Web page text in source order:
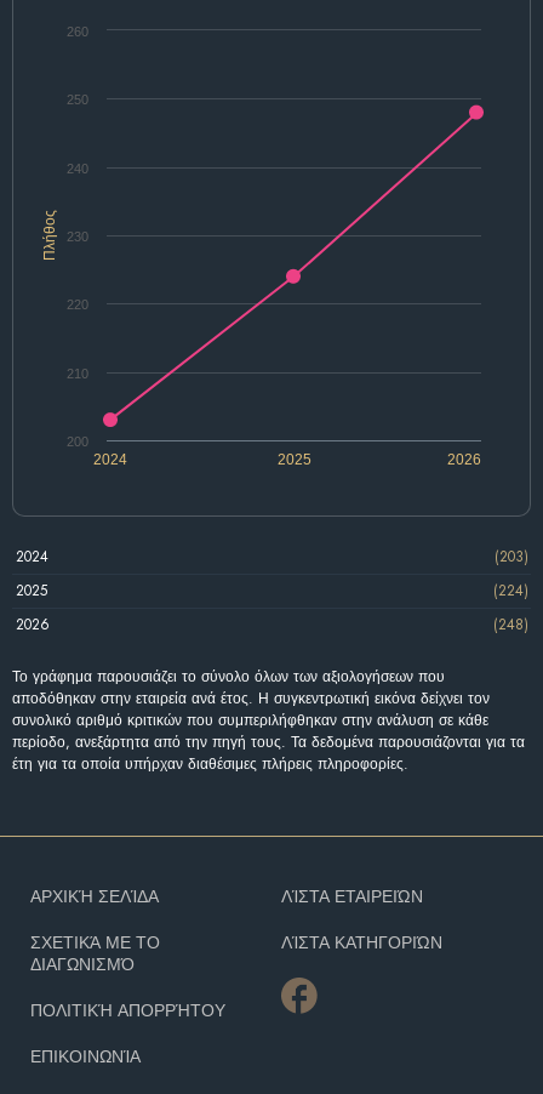
Πλήθος
2024 2026
2025
200
210
220
230
240
250
260
2024
(203)
2025
(224)
2026
(248)
Το γράφημα παρουσιάζει το σύνολο όλων των αξιολογήσεων που
αποδόθηκαν στην εταιρεία ανά έτος. Η συγκεντρωτική εικόνα δείχνει τον
συνολικό αριθμό κριτικών που συμπεριλήφθηκαν στην ανάλυση σε κάθε
περίοδο, ανεξάρτητα από την πηγή τους. Τα δεδομένα παρουσιάζονται για τα
έτη για τα οποία υπήρχαν διαθέσιμες πλήρεις πληροφορίες.
ΑΡΧΙΚΉ ΣΕΛΊΔΑ
ΣΧΕΤΙΚΆ ΜΕ ΤΟ
ΔΙΑΓΩΝΙΣΜΌ
ΠΟΛΙΤΙΚΉ ΑΠΟΡΡΉΤΟΥ
ΕΠΙΚΟΙΝΩΝΊΑ
ΛΊΣΤΑ ΕΤΑΙΡΕΙΏΝ
ΛΊΣΤΑ ΚΑΤΗΓΟΡΙΏΝ